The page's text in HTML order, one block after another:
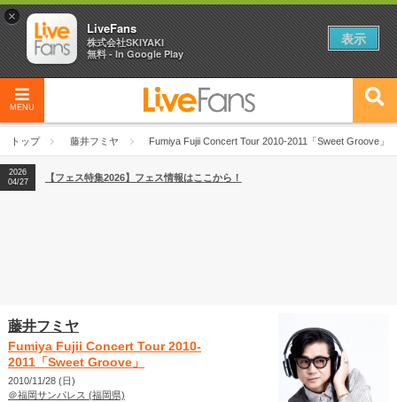
MENU
トップ 藤井フミヤ Fumiya Fujii Concert Tour 2010-2011「Sweet Groove」
2026
04/27
2026
【ライブ動員ランキング】2026年上半期編発表！
2026
04/27
【フェス特集2026】フェス情報はここから！
藤井フミヤ
Fumiya Fujii Concert Tour 2010-
2011「Sweet Groove」
2010/11/28 (日)
＠福岡サンパレス (福岡県)
×
LiveFans
株式会社SKIYAKI
無料 - In Google Play
表示